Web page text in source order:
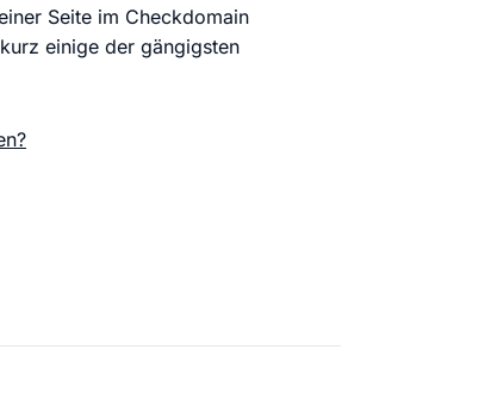
lassen Sehr beliebt
erstellt Ihre Website
Social Media Marketing
Seite im Checkdomain
einige der gängigsten